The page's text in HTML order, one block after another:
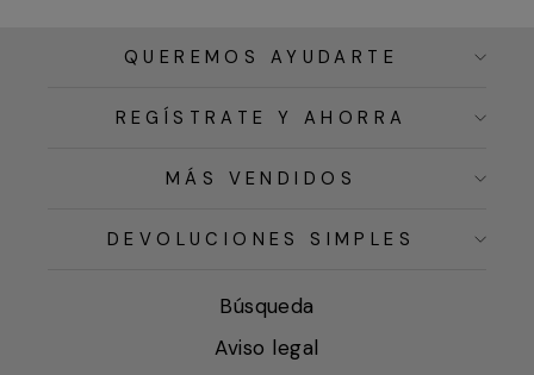
QUEREMOS AYUDARTE
REGÍSTRATE Y AHORRA
MÁS VENDIDOS
DEVOLUCIONES SIMPLES
Búsqueda
Aviso legal